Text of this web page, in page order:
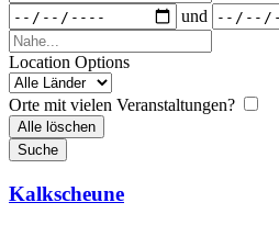
Daten
und
Nahe...
Location Options
Land
Orte mit vielen Veranstaltungen?
Alle löschen
Suche
Kalkscheune